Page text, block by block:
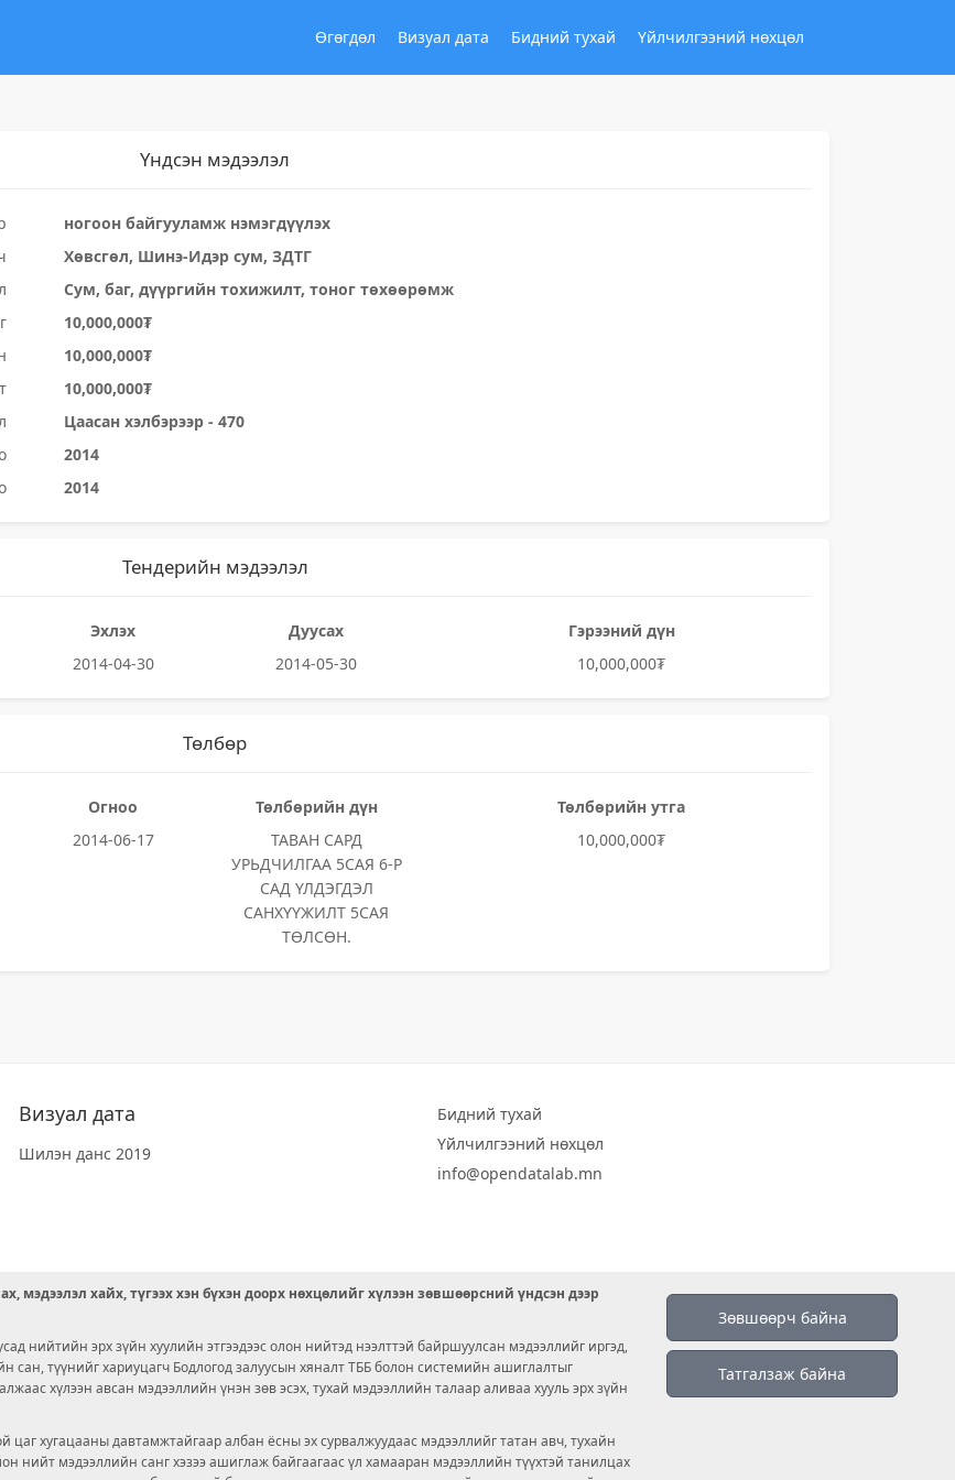
Өгөгдөл Визуал дата Бидний тухай Үйлчилгээний нөхцөл
Үндсэн мэдээлэл
ногоон байгууламж нэмэгдүүлэх
Хөвсгөл, Шинэ-Идэр сум, ЗДТГ
Сум, баг, дүүргийн тохижилт, тоног төхөөрөмж
10,000,000₮
10,000,000₮
10,000,000₮
Цаасан хэлбэрээр - 470
2014
2014
Тендерийн мэдээлэл
Эхлэх Дуусах
Гэрээний дүн
2014-04-30 2014-05-30 10,000,000₮
Төлбөр
Огноо Төлбөрийн дүн
Төлбөрийн утга
2014-06-17
ТАВАН САРД
УРЬДЧИЛГАА 5САЯ 6-Р
САД ҮЛДЭГДЭЛ
САНХҮҮЖИЛТ 5САЯ
ТӨЛСӨН.
10,000,000₮
Визуал дата
Шилэн данс 2019
Бидний тухай
Үйлчилгээний нөхцөл
info@opendatalab.mn
© 2026 OPENDATA LAB MONGOLIA.
Зөвшөөрч байна
Татгалзаж байна
мэдээлэл хайх, түгээх хэн бүхэн доорх нөхцөлийг хүлээн зөвшөөрсний үндсэн дээр
нийтийн эрх зүйн хуулийн этгээдээс олон нийтэд нээлттэй байршуулсан мэдээллийг иргэд,
сан, түүнийг хариуцагч Бодлогод залуусын хяналт ТББ болон системийн ашиглалтыг
хүлээн авсан мэдээллийн үнэн зөв эсэх, тухай мэдээллийн талаар аливаа хууль эрх зүйн
хугацааны давтамжтайгаар албан ёсны эх сурвалжуудаас мэдээллийг татан авч, тухайн
нийт мэдээллийн санг хэзээ ашиглаж байгаагаас үл хамааран мэдээллийн түүхтэй танилцах